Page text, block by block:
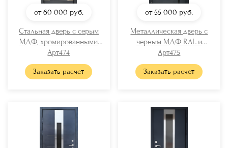
от 60 000 руб.
Стальная дверь с серым
МДФ, хромированными
вставками и бугельной
ручкой
Арт474
Заказать расчет
от 55 000 руб.
Металлическая дверь с
черным МДФ RAL и
вертикальной стеклянной
полосой
Арт475
Заказать расчет